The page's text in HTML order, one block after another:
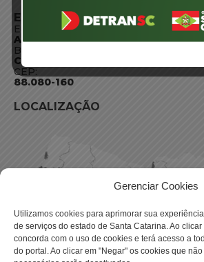
Gerenciar Cookies
Utilizamos cookies para aprimorar sua
de serviços do estado de Santa Catarina. Ao clicar
concorda com o uso de cookies e terá acesso a
do portal. Ao clicar em "Negar" os cookies que
ENDEREÇO
Endereço:
Av. Almirante Tamandaré - 480
Bairro:
Coqueiros, Florianópolis SC
CEP:
88.080-160
LOCALIZAÇÃO